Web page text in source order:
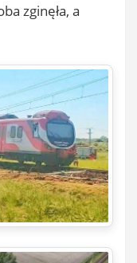
zginęła, a